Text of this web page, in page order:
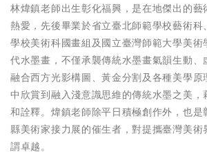
林煒鎮老師出生彰化福興，是在地傑出的藝
熱愛，先後畢業於省立臺北師範學校藝術
學校美術科國畫組及國立臺灣師範大學美
代水墨畫，不僅承襲傳統水墨畫氣韻生動、
融合西方光影構圖、黃金分割及各種美學
中欣賞到融入淺意識思維的傳統水墨之美，
和詮釋。煒鎮老師除平日積極創作外，也
縣美術家接力展的催生者，對提攜臺灣美
謂卓越。